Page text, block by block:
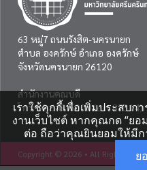
63 หมู่7 ถนนรังสิต-นครนายก
ตำบล องครักษ์ อำเภอ องครักษ์
จังหวัดนครนายก 26120
สำนักงานคณบดี
โทร:02 649-5000(ext 27314)
Copyright © 2026 • All Rights
เราใช้คุกกี้เพื่อเพิ่มประสบ
งานเว็บไซต์ หากคุณกด “ยอ
ต่อ ถือว่าคุณยินยอมให้มีก
ย